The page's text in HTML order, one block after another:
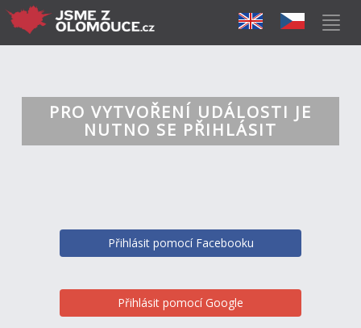
PRO VYTVOŘENÍ UDÁLOSTI JE
NUTNO SE PŘIHLÁSIT
Přihlásit pomocí Facebooku
Přihlásit pomocí Google